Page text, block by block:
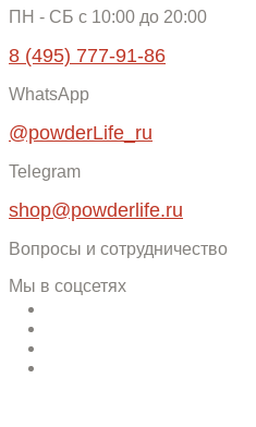
ПН - СБ c 10:00 до 20:00
8 (495) 777-91-86
WhatsApp
@powderLife_ru
Telegram
shop@powderlife.ru
Вопросы и сотрудничество
Мы в соцсетях